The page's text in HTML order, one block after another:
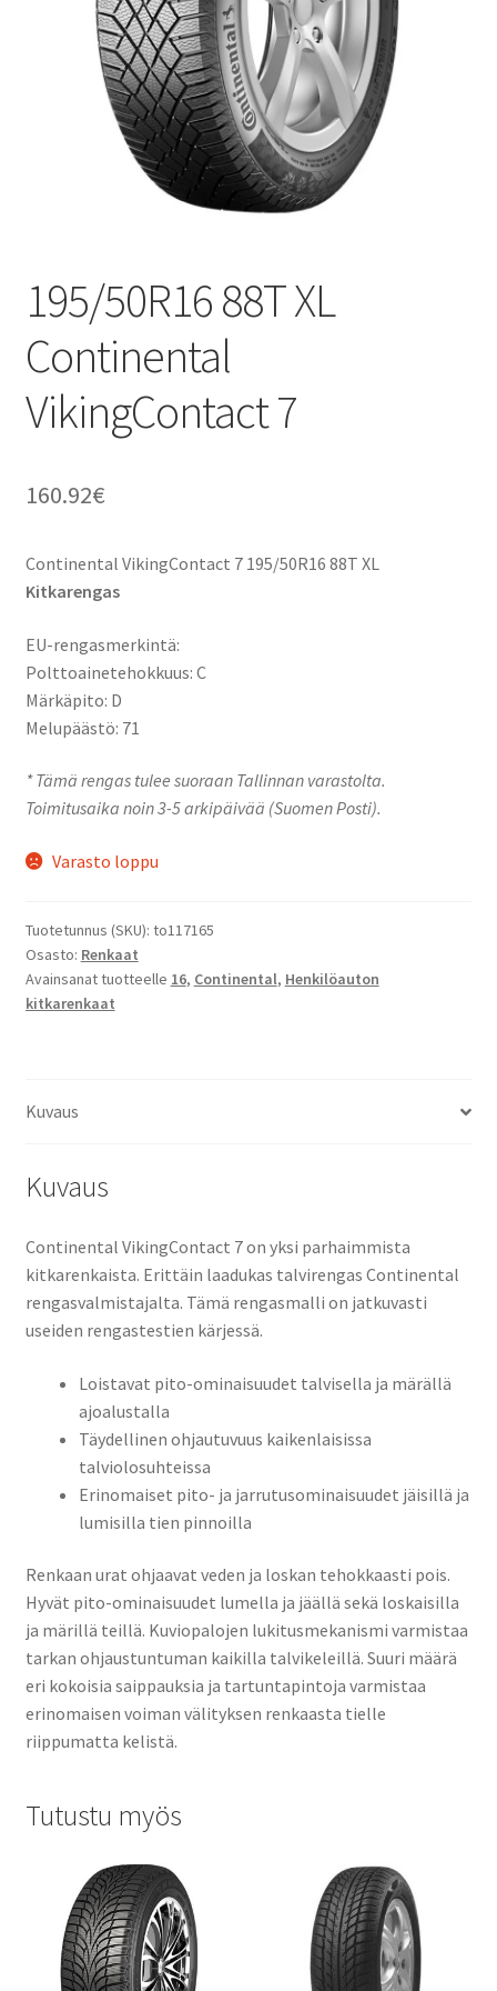
195/50R16 88T XL
Continental
VikingContact 7
160.92€
Continental VikingContact 7 195/50R16 88T XL
Kitkarengas
EU-rengasmerkintä:
Polttoainetehokkuus: C
Märkäpito: D
Melupäästö: 71
* Tämä rengas tulee suoraan Tallinnan varastolta.
Toimitusaika noin 3-5 arkipäivää (Suomen Posti).
Varasto loppu
Tuotetunnus (SKU): to117165
Osasto: Renkaat
Avainsanat tuotteelle 16, Continental, Henkilöauton
kitkarenkaat
Kuvaus
Kuvaus
Continental VikingContact 7 on yksi parhaimmista
kitkarenkaista. Erittäin laadukas talvirengas Continental
rengasvalmistajalta. Tämä rengasmalli on jatkuvasti
useiden rengastestien kärjessä.
Loistavat pito-ominaisuudet talvisella ja märällä
ajoalustalla
Täydellinen ohjautuvuus kaikenlaisissa
talviolosuhteissa
Erinomaiset pito- ja jarrutusominaisuudet jäisillä ja
lumisilla tien pinnoilla
Renkaan urat ohjaavat veden ja loskan tehokkaasti pois.
Hyvät pito-ominaisuudet lumella ja jäällä sekä loskaisilla
ja märillä teillä. Kuviopalojen lukitusmekanismi varmistaa
tarkan ohjaustuntuman kaikilla talvikeleillä. Suuri määrä
eri kokoisia saippauksia ja tartuntapintoja varmistaa
erinomaisen voiman välityksen renkaasta tielle
riippumatta kelistä.
Tutustu myös